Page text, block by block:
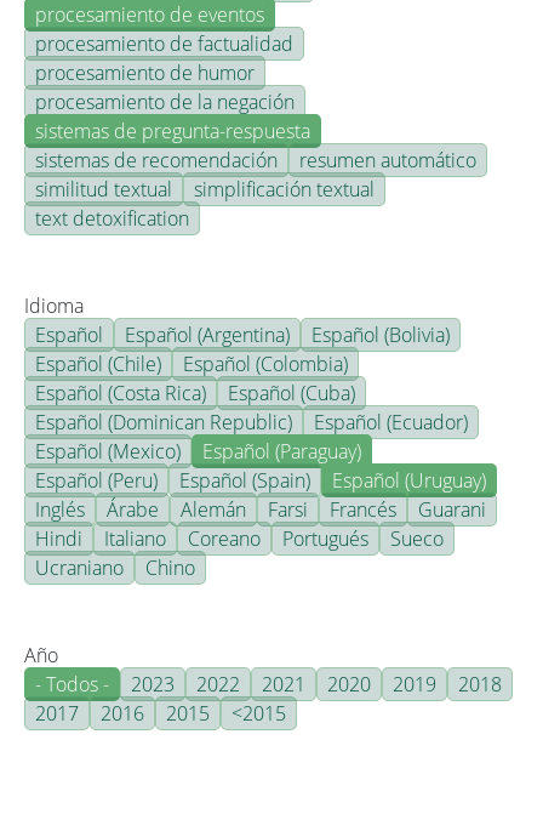
procesamiento de eventos
procesamiento de factualidad
procesamiento de humor
procesamiento de la negación
sistemas de pregunta-respuesta
sistemas de recomendación
resumen automático
similitud textual
simplificación textual
text detoxification
Idioma
Español
Español (Argentina)
Español (Bolivia)
Español (Chile)
Español (Colombia)
Español (Costa Rica)
Español (Cuba)
Español (Dominican Republic)
Español (Ecuador)
Español (Mexico)
Español (Paraguay)
Español (Peru)
Español (Spain)
Español (Uruguay)
Inglés
Árabe Alemán Farsi Francés
Guarani
Hindi
Italiano Coreano Portugués
Sueco
Ucraniano
Chino
Año
- Todos -
2023 2022 2021 2020 2019
2018
2017
2016 2015 <2015